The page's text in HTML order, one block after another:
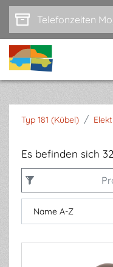
Zum Hauptinhalt
Typ 181 (Kübel) /
Es befinden sich